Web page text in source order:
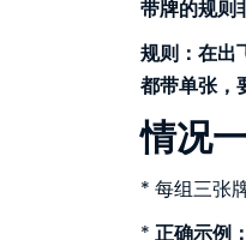
带牌的规则
规则：在出
都带单张，
情况
* 每组三张
* 正确示例：